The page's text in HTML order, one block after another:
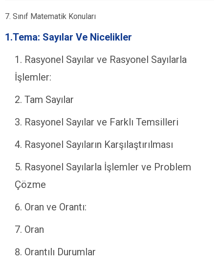
7. Sınıf Matematik Konuları
1.Tema: Sayılar Ve Nicelikler
Rasyonel Sayılar ve Rasyonel Sayılarla
İşlemler:
Tam Sayılar
Rasyonel Sayılar ve Farklı Temsilleri
Rasyonel Sayıların Karşılaştırılması
Rasyonel Sayılarla İşlemler ve Problem
Çözme
Oran ve Orantı:
Oran
Orantılı Durumlar